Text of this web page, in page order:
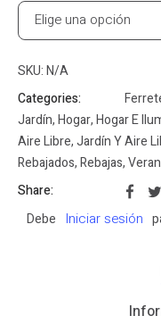
SKU:N/A
Categories:
Jardín,Hogar,Hogar E
Aire Libre,Jardín Y Aire
Rebajados,Rebajas,
Share:
Debe
Iniciar sesión